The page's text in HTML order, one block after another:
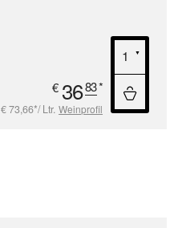
€ 3683*
€ 73,66*/ Ltr. Weinprofil